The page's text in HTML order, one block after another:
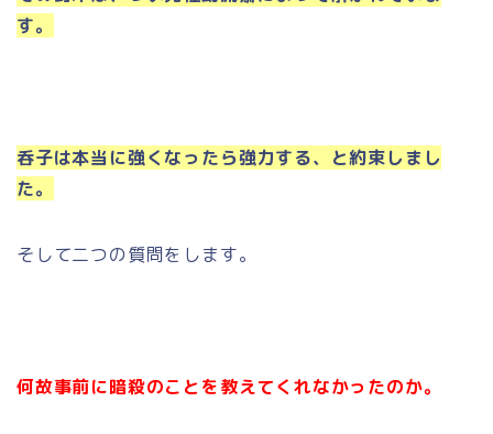
す。
呑子は本当に強くなったら強力する、と約束しまし
た。
そして二つの質問をします。
何故事前に暗殺のことを教えてくれなかったのか。